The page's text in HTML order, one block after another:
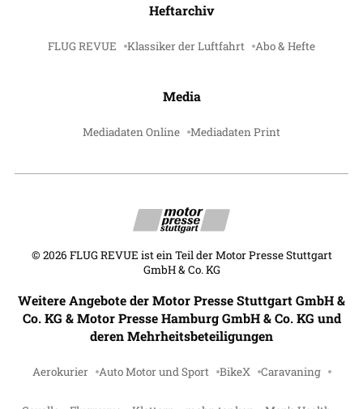
Heftarchiv
FLUG REVUE Klassiker der Luftfahrt Abo & Hefte
Media
Mediadaten Online Mediadaten Print
© 2026 FLUG REVUE ist ein Teil der Motor Presse Stuttgart
GmbH & Co. KG
Weitere Angebote der Motor Presse Stuttgart GmbH &
Co. KG & Motor Presse Hamburg GmbH & Co. KG und
deren Mehrheitsbeteiligungen
Aerokurier Auto Motor und Sport BikeX Caravaning